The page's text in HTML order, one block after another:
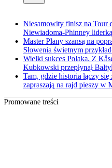
Niesamowity finisz na Tour
Niewiadoma-Phinney liderką
Master Plany szansą na
Słowenia świetnym
Wielki sukces Polaka. Z
Kubkowski przepłynął
Tam, gdzie historia łączy
zapraszają na rajd pieszy w
Promowane treści